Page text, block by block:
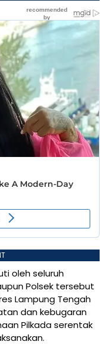
oleh seluruh
Polsek tersebut
Lampung Tengah
dan kebugaran
Pilkada serentak